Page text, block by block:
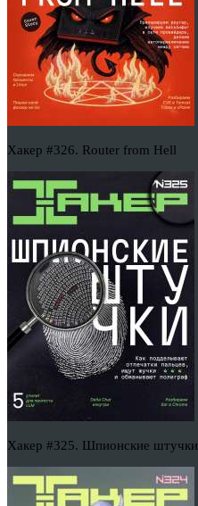
Хакер #326. Router from Hell
Хакер #325. Шпионские штучки